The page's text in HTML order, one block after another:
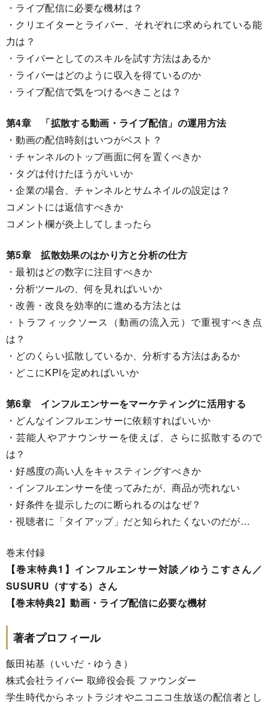
・ライブ配信に必要な機材は？
・クリエイターとライバー、それぞれに求められている能
力は？
・ライバーとしてのスキルを試す方法はあるか
・ライバーはどのように収入を得ているのか
・ライブ配信で気をつけるべきことは？
第4章 「拡散する動画・ライブ配信」の運用方法
・動画の配信時刻はいつがベスト？
・チャンネルのトップ画面に何を置くべきか
・タグは付けたほうがいいか
・企業の場合、チャンネルとサムネイルの設定は？
コメントには返信すべきか
コメント欄が炎上してしまったら
第5章 拡散効果のはかり方と分析の仕方
・最初はどの数字に注目すべきか
・分析ツールの、何を見ればいいか
・改善・改良を効率的に進める方法とは
・トラフィックソース（動画の流入元）で重視すべき点
は？
・どのくらい拡散しているか、分析する方法はあるか
・どこにKPIを定めればいいか
第6章 インフルエンサーをマーケティングに活用する
・どんなインフルエンサーに依頼すればいいか
・芸能人やアナウンサーを使えば、さらに拡散するので
は？
・好感度の高い人をキャスティングすべきか
・インフルエンサーを使ってみたが、商品が売れない
・好条件を提示したのに断られるのはなぜ？
・視聴者に「タイアップ」だと知られたくないのだが…
巻末付録
【巻末特典1】インフルエンサー対談／ゆうこすさん／
SUSURU（すする）さん
【巻末特典2】動画・ライブ配信に必要な機材
著者プロフィール
飯田祐基（いいだ・ゆうき）
株式会社ライバー 取締役会長 ファウンダー
学生時代からネットラジオやニコニコ生放送の配信者とし